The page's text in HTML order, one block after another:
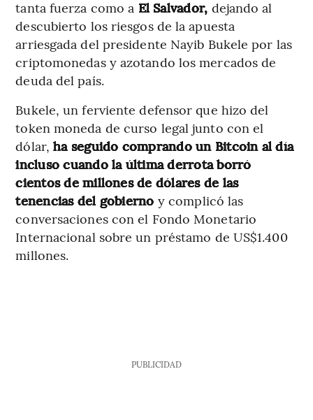
tanta fuerza como a El Salvador, dejando al
descubierto los riesgos de la apuesta
arriesgada del presidente Nayib Bukele por las
criptomonedas y azotando los mercados de
deuda del país.
Bukele, un ferviente defensor que hizo del
token moneda de curso legal junto con el
dólar,ha seguido comprando un Bitcoin al día
incluso cuando la última derrota borró
cientos de millones de dólares de las
tenencias del gobierno y complicó las
conversaciones con el Fondo Monetario
Internacional sobre un préstamo de US$1.400
millones.
PUBLICIDAD